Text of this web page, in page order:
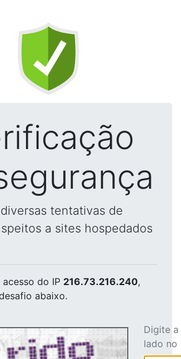
tentativas de
a sites hospedados
do IP 216.73.216.240,
abaixo.
Digite
lado no